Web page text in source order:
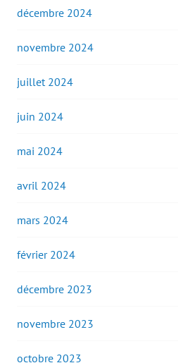
décembre 2024
novembre 2024
juillet 2024
juin 2024
mai 2024
avril 2024
mars 2024
février 2024
décembre 2023
novembre 2023
octobre 2023